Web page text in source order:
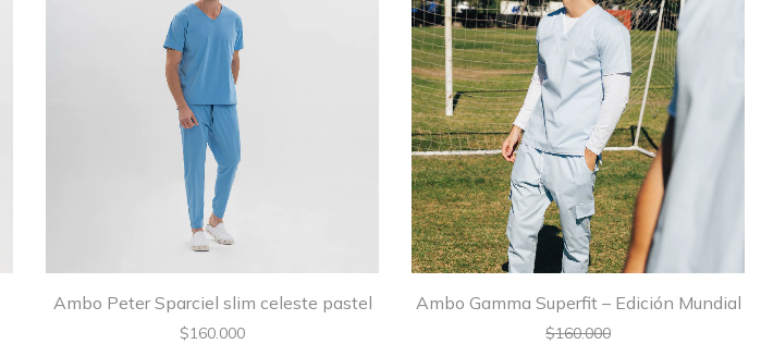
Ambo Peter Sparciel slim celeste pastel
$160.000
Ambo Gamma Superfit – Edición Mundial
$160.000